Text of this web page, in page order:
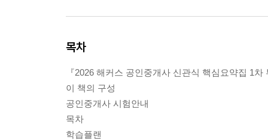
목차
『2026 해커스 공인중개사 신관식 핵심요약집 1
이 책의 구성
공인중개사 시험안내
목차
학습플랜